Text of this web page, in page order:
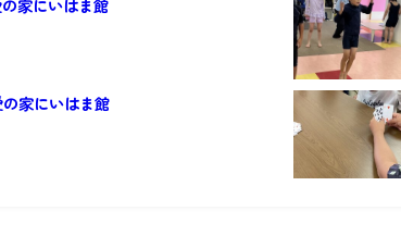
家にいはま館
家にいはま館